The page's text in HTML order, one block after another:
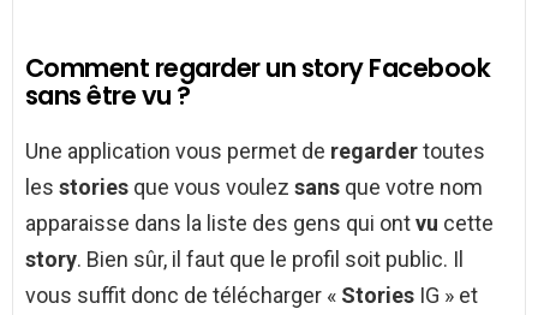
Comment regarder un story Facebook
sans être vu ?
Une application vous permet de regardertoutes
les stories que vous voulez sans que votre nom
apparaisse dans la liste des gens qui ontvu cette
story. Bien sûr, il faut que le profil soit public. Il
vous suffit donc de télécharger « Stories IG » et